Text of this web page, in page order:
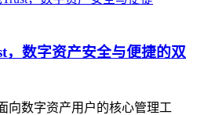
，数字资产安全与便捷的双
向数字资产用户的核心管理工